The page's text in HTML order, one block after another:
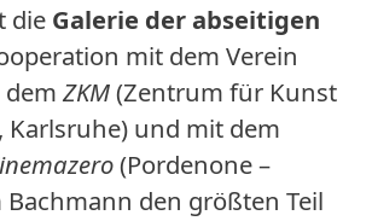
die Galerie der abseitigen
mit dem Verein
dem ZKM(Zentrum für Kunst
Karlsruhe) und mit dem
(Pordenone –
den größten Teil